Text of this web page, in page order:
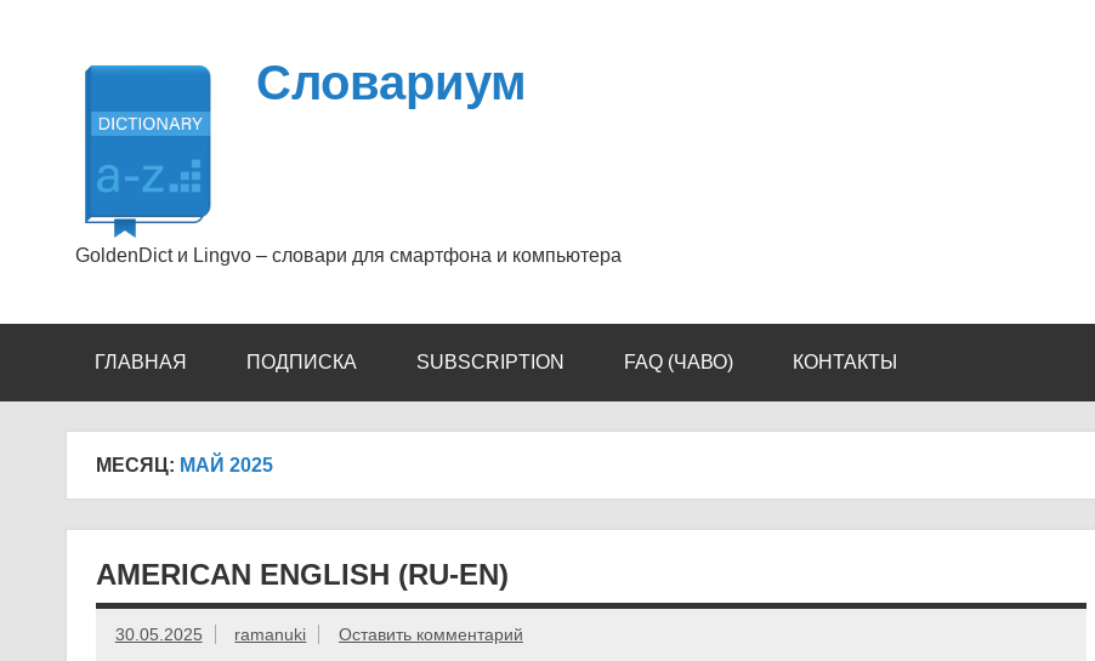
Словариум
GoldenDict и Lingvo – словари для смартфона и компьютера
ГЛАВНАЯ ПОДПИСКА SUBSCRIPTION FAQ (ЧАВО) КОНТАКТЫ
МЕСЯЦ: МАЙ 2025
AMERICAN ENGLISH (RU-EN)
30.05.2025 ramanuki Оставить комментарий